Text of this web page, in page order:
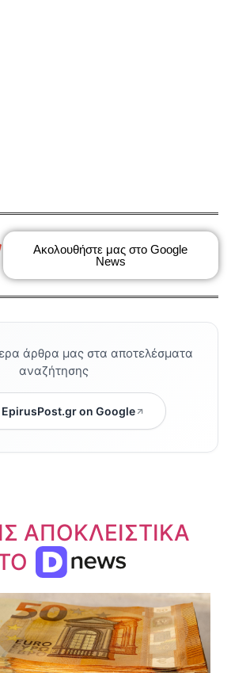
Ακολουθήστε μας στο Google
News
άρθρα μας στα αποτελέσματα
αναζήτησης
on Google
ΑΠΟΚΛΕΙΣΤΙΚΑ